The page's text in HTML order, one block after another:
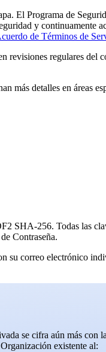
El Programa de
y continuamente
de Términos de
revisiones regulares del
más detalles en áreas
SHA-256. Todas las
Contraseña.
su correo electrónico
se cifra aún más con
existente al: